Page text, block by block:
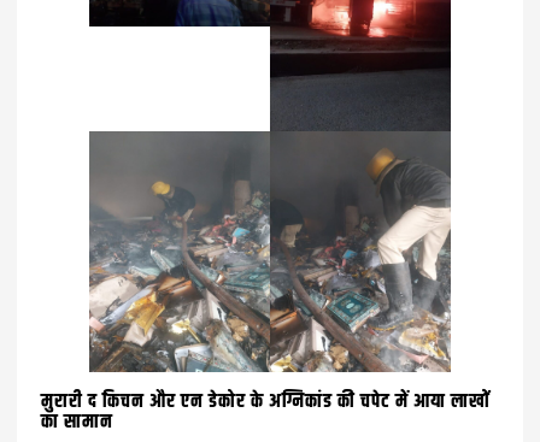
मुरारी द किचन और एन डेकोर के अग्निकांड की चपेट में आया लाखों
का सामान